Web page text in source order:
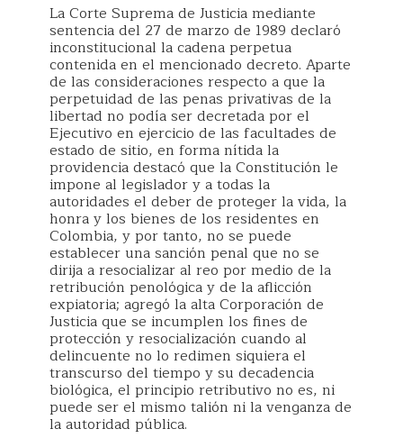
La Corte Suprema de Justicia mediante
sentencia del 27 de marzo de 1989 declaró
inconstitucional la cadena perpetua
contenida en el mencionado decreto. Aparte
de las consideraciones respecto a que la
perpetuidad de las penas privativas de la
libertad no podía ser decretada por el
Ejecutivo en ejercicio de las facultades de
estado de sitio, en forma nítida la
providencia destacó que la Constitución le
impone al legislador y a todas la
autoridades el deber de proteger la vida, la
honra y los bienes de los residentes en
Colombia, y por tanto, no se puede
establecer una sanción penal que no se
dirija a resocializar al reo por medio de la
retribución penológica y de la aflicción
expiatoria; agregó la alta Corporación de
Justicia que se incumplen los fines de
protección y resocialización cuando al
delincuente no lo redimen siquiera el
transcurso del tiempo y su decadencia
biológica, el principio retributivo no es, ni
puede ser el mismo talión ni la venganza de
la autoridad pública.